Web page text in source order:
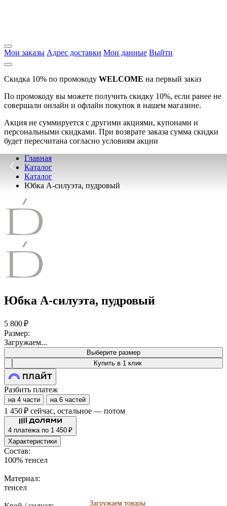
Мои заказы Адрес доставки Мои данные Выйти
Скидка 10% по промокоду WELCOME на первый заказ
По промокоду вы можете получить скидку 10%, если ранее не
совершали онлайн и офлайн покупок в нашем магазине.
Акция не суммируется с другими акциями, купонами и
персональными скидками. При возврате заказа сумма скидки
будет пересчитана согласно условиям акции
Главная
Каталог
Каталог
Юбка А-силуэта, пудровый
Юбка А-силуэта, пудровый
5 800 ₽
Размер:
Загружаем...
Выберите размер
Купить в 1 клик
Разбить платеж
на 4 части на 6 частей
1 450 ₽ сейчас, остальное — потом
4 платежа по 1 450 ₽
Характеристики
Состав:
100% тенсел
Материал:
тенсел
Загружаем товары
Загружаем товары